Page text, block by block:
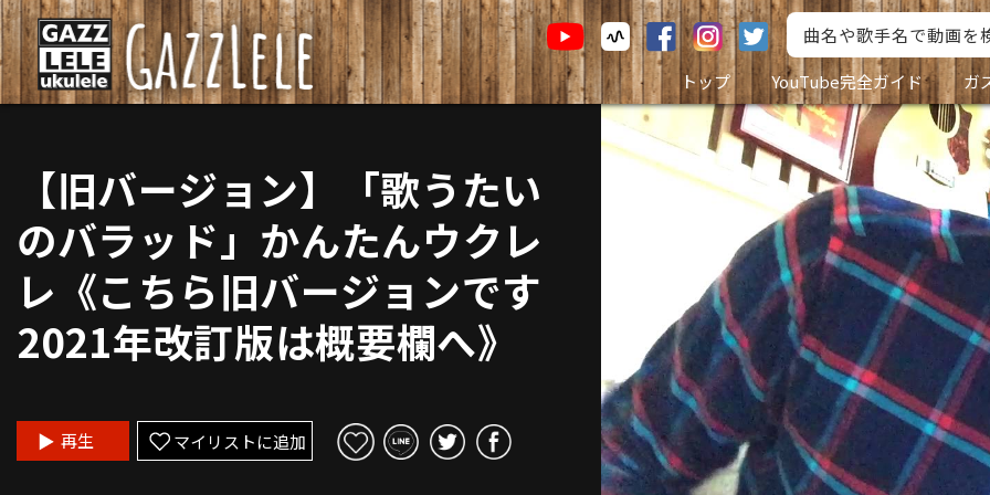
トップ YouTube完全ガイド ガ
【旧バージョン】「歌うたい
のバラッド」かんたんウクレ
レ《こちら旧バージョンです
2021年改訂版は概要欄へ》
再生 マイリストに追加